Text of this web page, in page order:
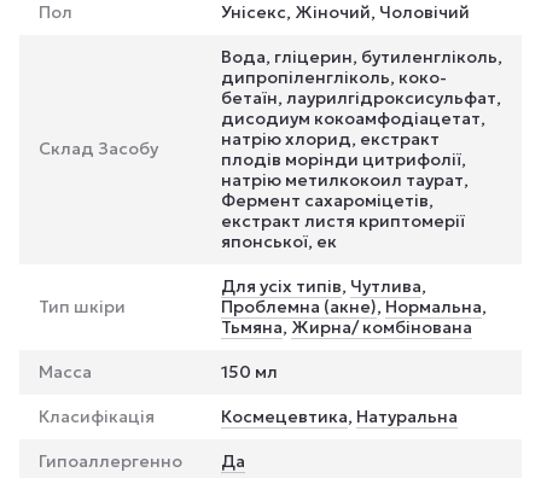
Пол Унісекс, Жіночий, Чоловічий
Склад Засобу
Вода, гліцерин, бутиленгліколь,
дипропіленгліколь, коко-
бетаїн, лаурилгідроксисульфат,
дисодиум кокоамфодіацетат,
натрію хлорид, екстракт
плодів морінди цитрифолії,
натрію метилкокоил таурат,
Фермент сахароміцетів,
екстракт листя криптомерії
японської, ек
Тип шкіри
Для усіх типів, Чутлива,
Проблемна (акне), Нормальна,
Тьмяна, Жирна/ комбінована
Масса 150 мл
Класифікація Космецевтика, Натуральна
Гипоаллергенно Да